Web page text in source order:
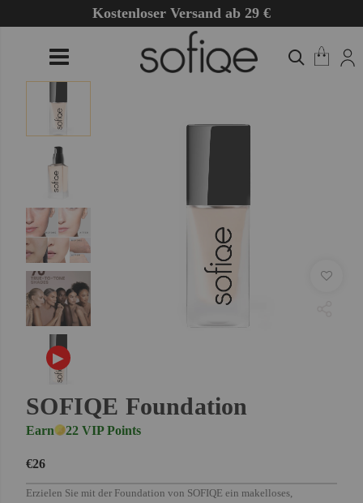
Kostenloser Versand ab 29 €
SOFIQE Foundation
Earn 22 VIP Points
€26
Erzielen Sie mit der Foundation von SOFIQE ein makelloses,